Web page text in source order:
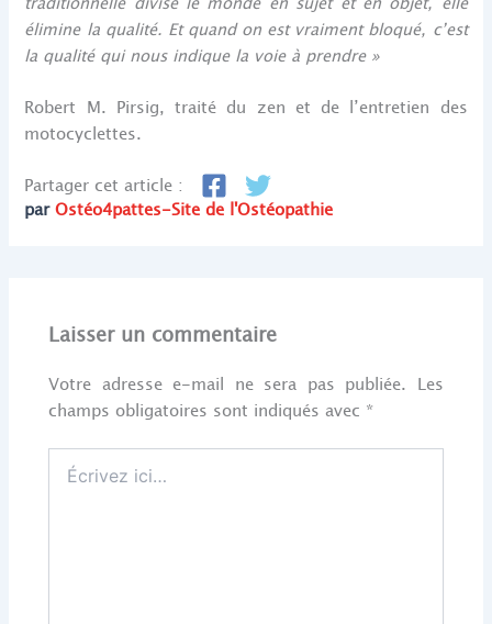
élimine la qualité. Et quand on est vraiment bloqué, c’est
la qualité qui nous indique la voie à prendre »
Robert M. Pirsig, traité du zen et de l’entretien des
motocyclettes.
Partager cet article :
parOstéo4pattes-Site de l'Ostéopathie
Laisser un commentaire
Votre adresse e-mail ne sera pas publiée. Les
champs obligatoires sont indiqués avec *
ici…